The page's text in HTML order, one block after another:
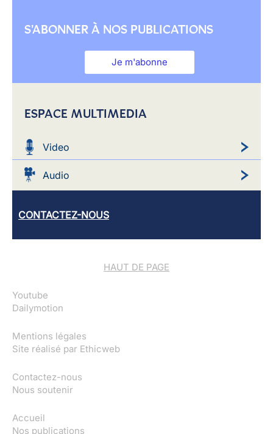
S'ABONNER À NOS PUBLICATIONS
Je m'abonne
ESPACE MULTIMEDIA
Video
Audio
CONTACTEZ-NOUS
HAUT DE PAGE
Youtube
Dailymotion
Mentions légales
Site réalisé par Ethicweb
Contactez-nous
Nous soutenir
Accueil
Nos publications